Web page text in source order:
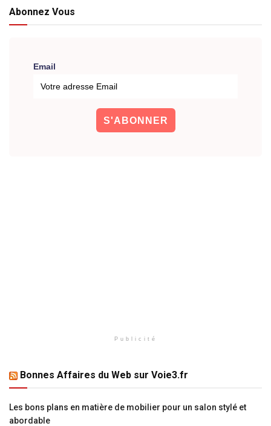
Abonnez Vous
Email
Publicité
Bonnes Affaires du Web sur Voie3.fr
Les bons plans en matière de mobilier pour un salon stylé et
abordable